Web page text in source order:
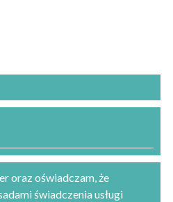
oraz oświadczam, że
świadczenia usługi